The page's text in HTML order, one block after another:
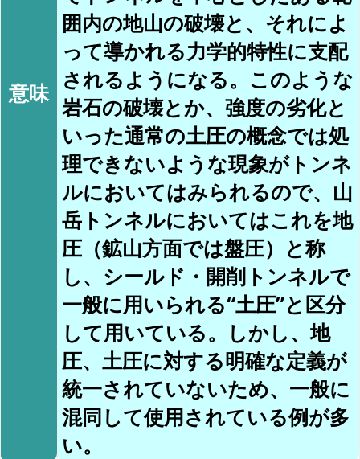
意味
囲内の地山の破壊と、それによ
って導かれる力学的特性に支配
されるようになる。このような
岩石の破壊とか、強度の劣化と
いった通常の土圧の概念では処
理できないような現象がトンネ
ルにおいてはみられるので、山
岳トンネルにおいてはこれを地
圧（鉱山方面では盤圧）と称
し、シールド・開削トンネルで
一般に用いられる“土圧”と区分
して用いている。しかし、地
圧、土圧に対する明確な定義が
統一されていないため、一般に
混同して使用されている例が多
い。